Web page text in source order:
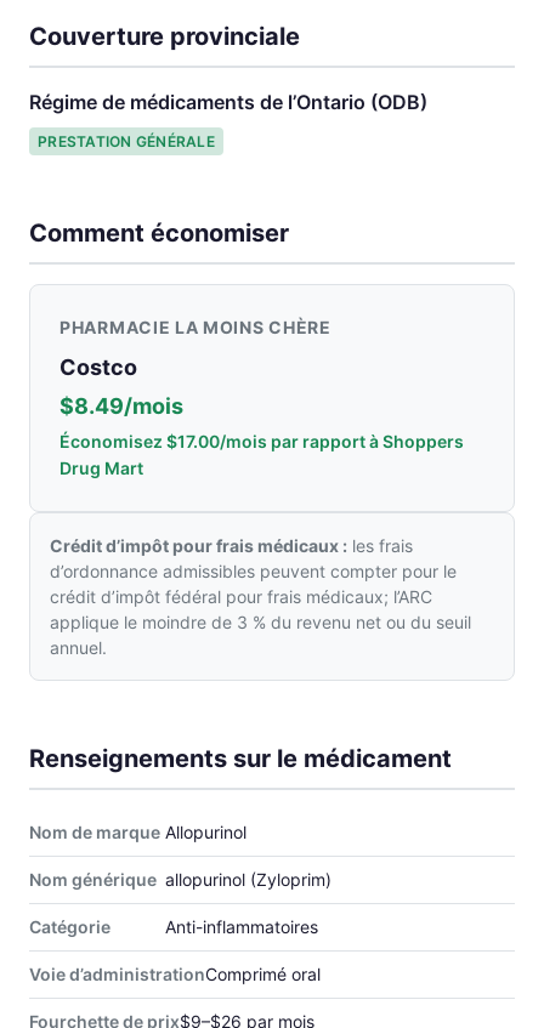
Couverture provinciale
Régime de médicaments de l’Ontario (ODB)
PRESTATION GÉNÉRALE
Comment économiser
PHARMACIE LA MOINS CHÈRE
Costco
$8.49/mois
Économisez $17.00/mois par rapport à Shoppers
Drug Mart
Crédit d’impôt pour frais médicaux : les frais
d’ordonnance admissibles peuvent compter pour le
crédit d’impôt fédéral pour frais médicaux; l’ARC
applique le moindre de 3 % du revenu net ou du seuil
annuel.
Renseignements sur le médicament
Nom de marque Allopurinol
Nom générique allopurinol (Zyloprim)
Catégorie Anti-inflammatoires
Voie d’administrationComprimé oral
Fourchette de prix$9–$26 par mois